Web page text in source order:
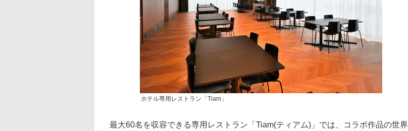
ホテル専用レストラン「Tiam」
最大60名を収容できる専用レストラン「Tiam(ティアム)」では、コラボ作品の世界